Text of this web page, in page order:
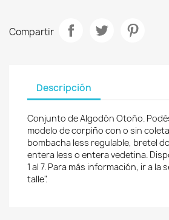
Compartir
Descripción
Conjunto de Algodón Otoño.
modelo de corpiño con o sin
bombacha less regulable, bretel
entera less o entera vedetina.
1 al 7. Para más información, ir a la
talle".